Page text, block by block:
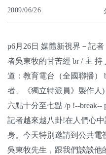
第25屆台灣兒童及
最
監
優
媒
2009/06/26
p6月26日 媒體新視界－記
者吳東牧的甘苦經 br / 主
道：教育電台（全國聯播）
者、《獨立特派員》製作人
六點十分至七點 /p !--
記者越來越八卦!在人們心
身。今天特別邀請到公共電
吳東牧先生，跟我們談談他